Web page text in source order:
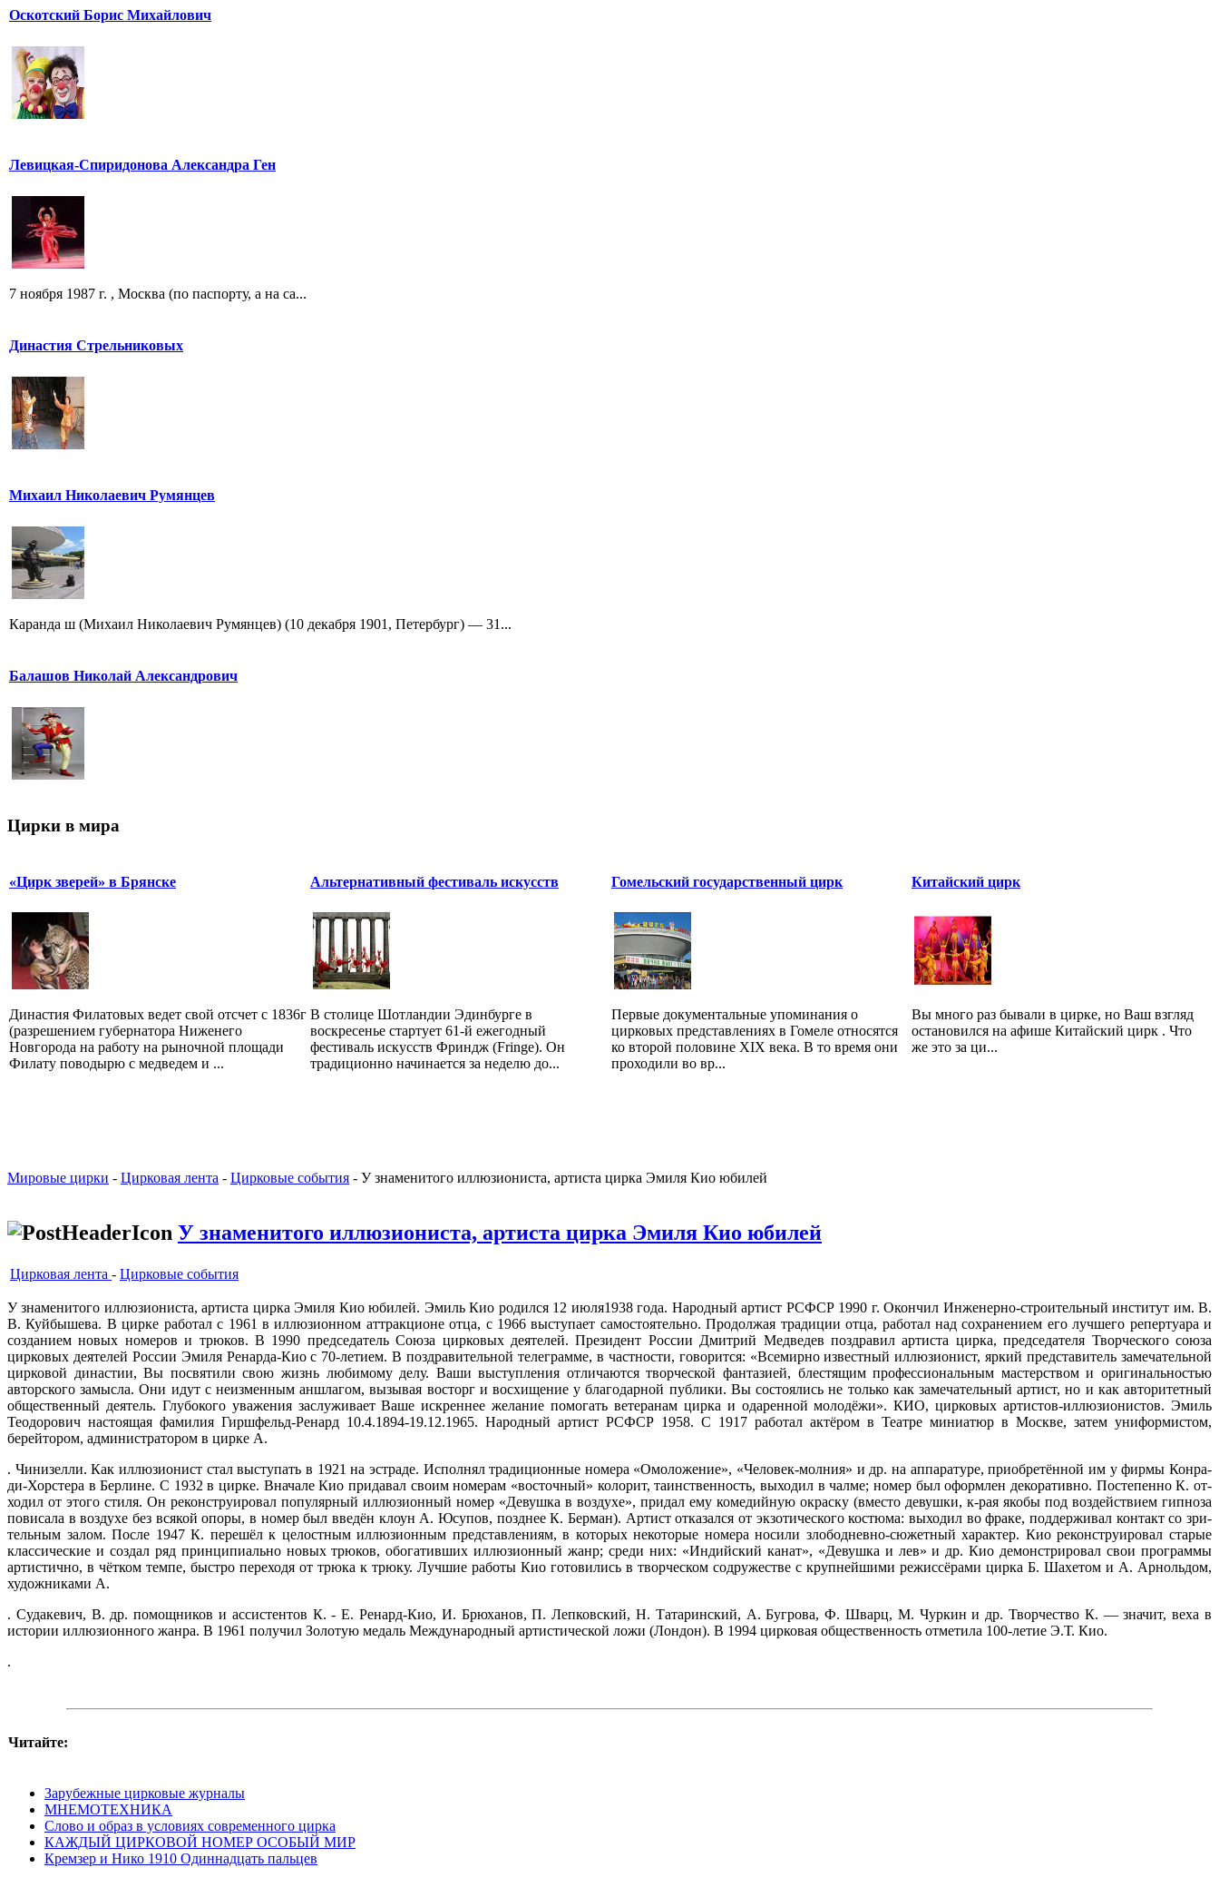
Оскотский Борис Михайлович
Левицкая-Спиридонова Александра Ген
7 ноября 1987 г. , Москва (по паспорту, а на са...
Династия Стрельниковых
Михаил Николаевич Румянцев
Каранда ш (Михаил Николаевич Румянцев) (10 декабря 1901, Петербург) — 31...
Балашов Николай Александрович
Цирки в мира
«Цирк зверей» в Брянске
Династия Филатовых ведет свой отсчет с 1836г
(разрешением губернатора Ниженего
Новгорода на работу на рыночной площади
Филату поводырю с медведем и ...
Альтернативный фестиваль искусств
В столице Шотландии Эдинбурге в
воскресенье стартует 61-й ежегодный
фестиваль искусств Фриндж (Fringe). Он
традиционно начинается за неделю до...
Гомельский государственный цирк
Первые документальные упоминания о
цирковых представлениях в Гомеле относятся
ко второй половине XIX века. В то время они
проходили во вр...
Китайский цирк
Вы много раз бывали в цирке, но Ваш взгляд
остановился на афише Китайский цирк . Что
же это за ци...
Мировые цирки - Цирковая лента - Цирковые события - У знаменитого иллюзиониста, артиста цирка Эмиля Кио юбилей
У знаменитого иллюзиониста, артиста цирка Эмиля Кио юбилей
Цирковая лента - Цирковые события
У знаменитого иллюзиониста, артиста цирка Эмиля Кио юбилей. Эмиль Кио родился 12 июля1938 года. Народный артист РСФСР 1990 г. Окончил Инженерно-строительный институт им. В.
В. Куйбышева. В цирке работал с 1961 в иллюзионном аттракционе отца, с 1966 выступает самостоятельно. Продолжая тради­ции отца, работал над сохранением его лучшего репертуара и
созданием новых номеров и трю­ков. В 1990 председатель Союза цирковых деятелей. Президент России Дмитрий Медведев поздравил артиста цирка, председателя Творческого союза
цирковых деятелей России Эмиля Ренарда-Кио с 70-летием. В поздравительной телеграмме, в частности, говорится: «Всемирно известный иллюзионист, яркий представитель замечательной
цирковой династии, Вы посвятили свою жизнь любимому делу. Ваши выступления отличаются творческой фантазией, блестящим профессиональным мастерством и оригинальностью
авторского замысла. Они идут с неизменным аншлагом, вызывая восторг и восхищение у благодарной публики. Вы состоялись не только как замечательный артист, но и как авторитетный
общественный деятель. Глубокого уважения заслуживает Ваше искреннее желание помогать ветеранам цирка и одаренной молодёжи». КИО, цирковых артистов-иллюзиони­стов. Эмиль
Теодорович настоящая фамилия Гиршфельд-Ренард 10.4.1894-19.12.1965. Народный артист РСФСР 1958. С 1917 работал актёром в Театре миниатюр в Москве, затем униформи­стом,
берейтором, администратором в цирке А.
. Чинизелли. Как иллюзионист стал выступать в 1921 на эстраде. Исполнял традиционные номера «Омоложение», «Человек-молния» и др. на ап­паратуре, приобретённой им у фирмы Конра-
ди-Хорстера в Берлине. С 1932 в цирке. Вначале Кио придавал своим номерам «восточный» коло­рит, таинственность, выходил в чалме; номер был оформлен декоративно. Постепенно К. от­
ходил от этого стиля. Он реконструировал по­пулярный иллюзионный номер «Девушка в воз­духе», придал ему комедийную окраску (вместо девушки, к-рая якобы под воздействием гипноза
повисала в воздухе без всякой опоры, в номер был введён клоун А. Юсупов, позднее К. Берман). Артист отказался от экзотического костюма: вы­ходил во фраке, поддерживал контакт со зри­
тельным залом. После 1947 К. перешёл к цело­стным иллюзионным представлениям, в которых некоторые номера носили злободневно-сюжетный характер. Кио реконструировал старые
классические и создал ряд принципиально новых трюков, обо­гативших иллюзионный жанр; среди них: «Ин­дийский канат», «Девушка и лев» и др. Кио демон­стрировал свои программы
артистично, в чётком темпе, быстро переходя от трюка к трюку. Луч­шие работы Кио готовились в творческом содружестве с крупнейшими режиссёрами цирка Б. Шахетом и А. Арнольдом,
художниками А.
. Судакевич, В. др. помощников и ассистентов К. - Е. Ренард-Кио, И. Брюханов, П. Лепковский, Н. Татаринский, А. Бугрова, Ф. Шварц, М. Чуркин и др. Творче­ство К. — значит, веха в
истории иллюзионного жанра. В 1961 получил Золотую медаль Международный артистической ложи (Лондон). В 1994 цир­ковая общественность отметила 100-летие Э.Т. Кио.
.
Читайте:
Зарубежные цирковые журналы
МНЕМОТЕХНИКА
Слово и образ в условиях совре­менного цирка
КАЖДЫЙ ЦИРКОВОЙ НОМЕР ОСОБЫЙ МИР
Кремзер и Нико 1910 Одиннадцать пальцев